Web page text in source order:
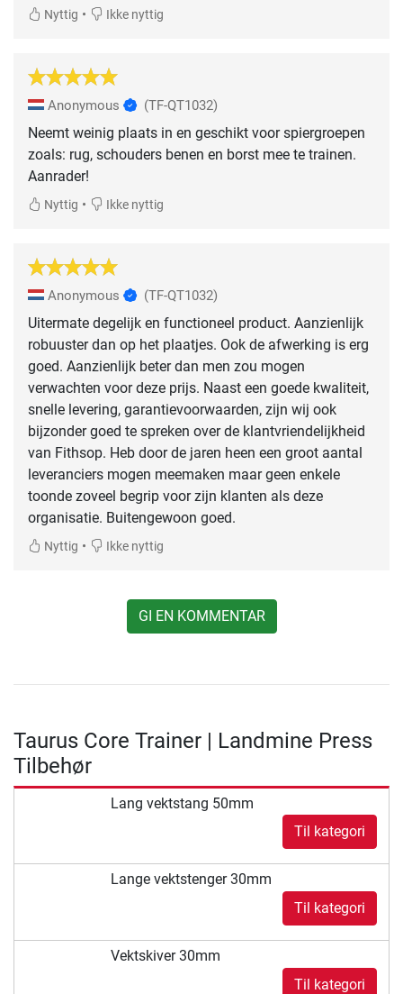
Nyttig • Ikke nyttig
Anonymous (TF-QT1032)
Neemt weinig plaats in en geschikt voor spiergroepen
zoals: rug, schouders benen en borst mee te trainen.
Aanrader!
Nyttig • Ikke nyttig
Anonymous (TF-QT1032)
Uitermate degelijk en functioneel product. Aanzienlijk
robuuster dan op het plaatjes. Ook de afwerking is erg
goed. Aanzienlijk beter dan men zou mogen
verwachten voor deze prijs. Naast een goede kwaliteit,
snelle levering, garantievoorwaarden, zijn wij ook
bijzonder goed te spreken over de klantvriendelijkheid
van Fithsop. Heb door de jaren heen een groot aantal
leveranciers mogen meemaken maar geen enkele
toonde zoveel begrip voor zijn klanten als deze
organisatie. Buitengewoon goed.
Nyttig • Ikke nyttig
GI EN KOMMENTAR
Taurus Core Trainer | Landmine Press
Tilbehør
Lang vektstang 50mm
Til kategori
Lange vektstenger 30mm
Til kategori
Vektskiver 30mm
Til kategori